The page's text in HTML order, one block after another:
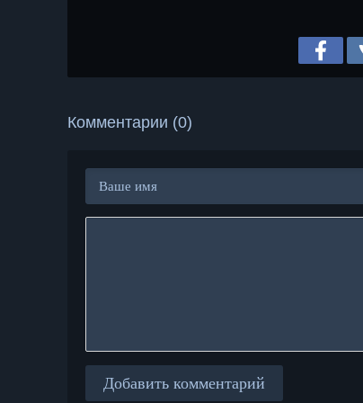
Комментарии (0)
Добавить комментарий